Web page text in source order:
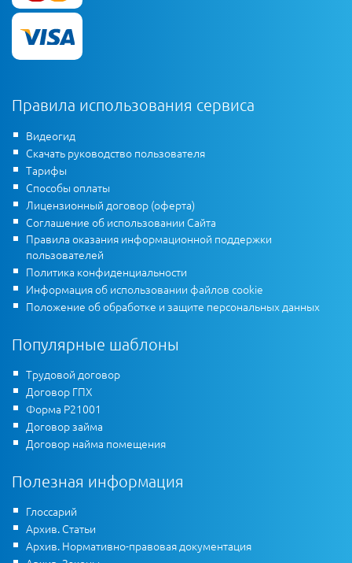
Правила использования сервиса
Видеогид
Скачать руководство пользователя
Тарифы
Способы оплаты
Лицензионный договор (оферта)
Соглашение об использовании Сайта
Правила оказания информационной поддержки
пользователей
Политика конфиденциальности
Информация об использовании файлов cookie
Положение об обработке и защите персональных данных
Популярные шаблоны
Трудовой договор
Договор ГПХ
Форма Р21001
Договор займа
Договор найма помещения
Полезная информация
Глоссарий
Архив. Статьи
Архив. Нормативно-правовая документация